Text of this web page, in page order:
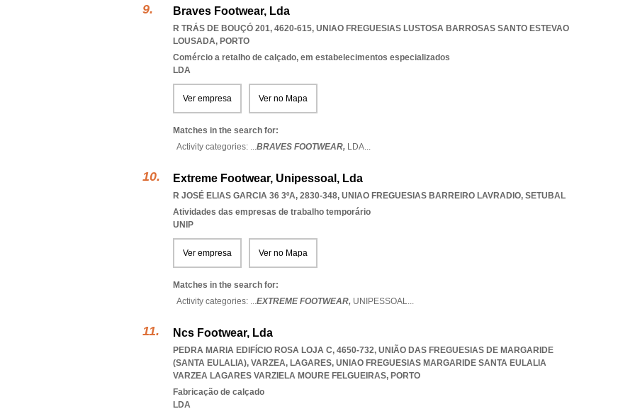
Braves Footwear, Lda
R TRÁS DE BOUÇÓ 201, 4620-615, UNIAO FREGUESIAS LUSTOSA BARROSAS SANTO ESTEVAO
LOUSADA, PORTO
Comércio a retalho de calçado, em estabelecimentos especializados
LDA
Ver empresa Ver no Mapa
Matches in the search for:
Activity categories: ...BRAVES FOOTWEAR, LDA...
Extreme Footwear, Unipessoal, Lda
R JOSÉ ELIAS GARCIA 36 3ºA, 2830-348, UNIAO FREGUESIAS BARREIRO LAVRADIO, SETUBAL
Atividades das empresas de trabalho temporário
UNIP
Ver empresa Ver no Mapa
Matches in the search for:
Activity categories: ...EXTREME FOOTWEAR, UNIPESSOAL...
Ncs Footwear, Lda
PEDRA MARIA EDIFÍCIO ROSA LOJA C, 4650-732, UNIÃO DAS FREGUESIAS DE MARGARIDE
(SANTA EULALIA), VARZEA, LAGARES, UNIAO FREGUESIAS MARGARIDE SANTA EULALIA
VARZEA LAGARES VARZIELA MOURE FELGUEIRAS, PORTO
Fabricação de calçado
LDA